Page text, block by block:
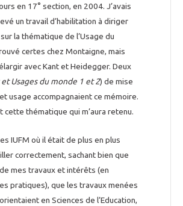
en 17° section, en 2004. J’avais
un travail d’habilitation à diriger
la thématique de l’Usage du
certes chez Montaigne, mais
avec Kant et Heidegger. Deux
et Usages du monde 1 et 2) de mise
usage accompagnaient ce mémoire.
cette thématique qui m’aura retenu.
IUFM où il était de plus en plus
correctement, sachant bien que
mes travaux et intérêts (en
pratiques), que les travaux menées
en Sciences de l’Education,